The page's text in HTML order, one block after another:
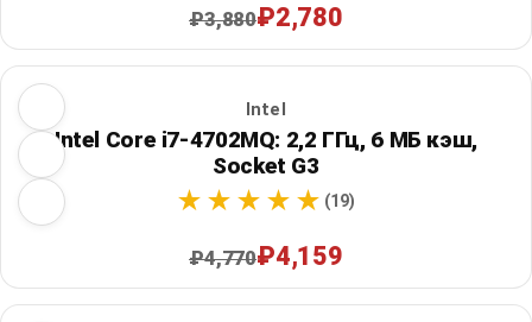
₽3,880₽2,780
Intel
Intel Core i7-4702MQ: 2,2 ГГц, 6 МБ кэш,
Socket G3
(19)
₽4,770₽4,159